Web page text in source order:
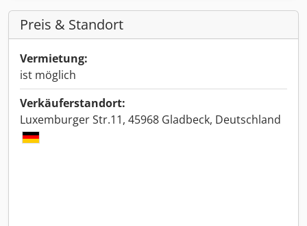
Preis & Standort
Vermietung:
ist möglich
Verkäuferstandort:
Luxemburger Str.11, 45968 Gladbeck, Deutschland